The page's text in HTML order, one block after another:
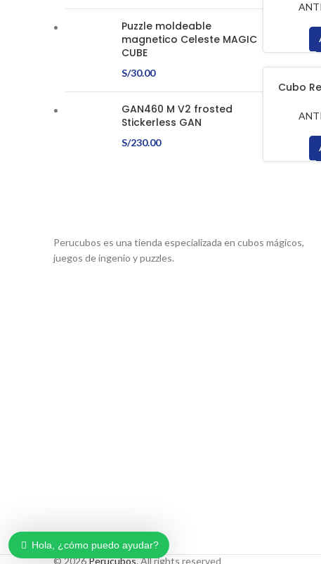
Hola, ¿cómo puedo ayudar?
Puzzle moldeable
magnetico Celeste MAGIC
CUBE
S/30.00
GAN460 M V2 frosted
Stickerless GAN
S/230.00
Cubo
Perucubos es una tienda especializada en cubos mágicos,
juegos de ingenio y puzzles.
© 2026Perucubos. All rights reserved